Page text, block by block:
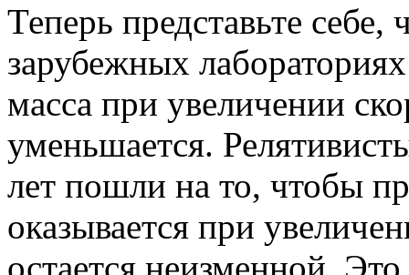
Теперь представьте себе,
зарубежных
масса при увеличении
уменьшается.
лет пошли на то, чтобы
оказывается при
остается неизменной.